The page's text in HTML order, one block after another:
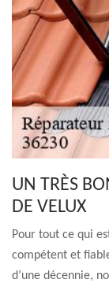
UN TRÈS
DE VELUX
Pour tout ce qui
compétent et
d’une décennie,